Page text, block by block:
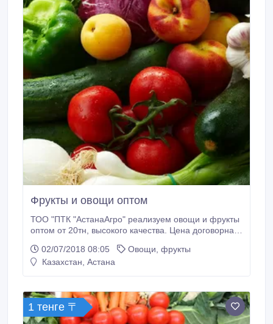
Фрукты и овощи оптом
ТОО "ПТК "АстанаАгро" реализуем овощи и фрукты
оптом от 20тн, высокого качества. Цена договорная,
сотрудничеству. Салат «Айсберг» Баклажаны
Баклажаны (длинные) Кабачки Помидоры «Черри»
Брокколи Цветная капуста Помидоры Помидоры
(розовые) Виноград Перец «Светофор» Перец
«Светофор» Микс Стебель сельдерея Шпинат
02/07/2018 08:05
Овощи, фрукты
Казахстан, Астана
1 тенге 〒